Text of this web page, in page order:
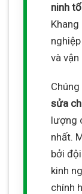
ninh
và vận
sửa
lượng
nhất.
bởi
kinh
chính